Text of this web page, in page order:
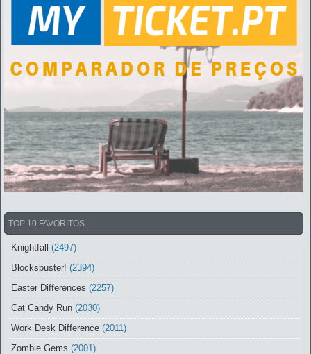
TOP 10 FAVORITOS
Knightfall
(2497)
Blocksbuster! (2394)
Easter Differences (2257)
Cat Candy Run (2030)
Work Desk Difference (2011)
Zombie Gems (2001)